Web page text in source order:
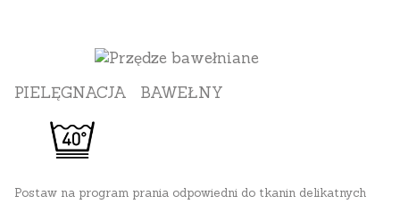
PIELĘGNACJA BAWEŁNY
Postaw na program prania odpowiedni do tkanin delikatnych